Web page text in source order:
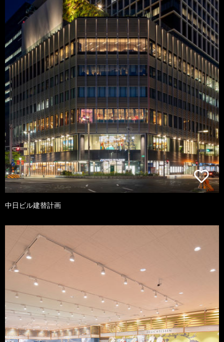
中日ビル建替計画